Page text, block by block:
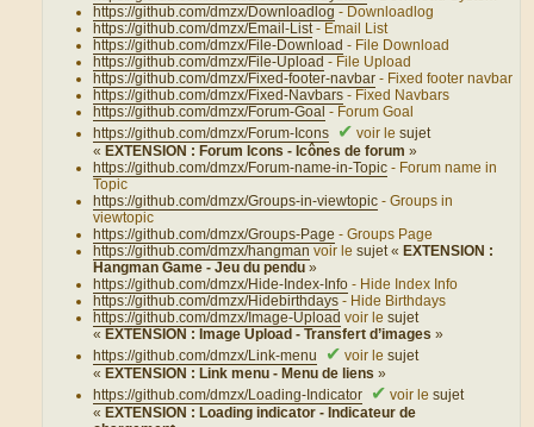
https://github.com/dmzx/Downloadlog - Downloadlog
https://github.com/dmzx/Email-List - Email List
https://github.com/dmzx/File-Download - File Download
https://github.com/dmzx/File-Upload - File Upload
https://github.com/dmzx/Fixed-footer-navbar - Fixed footer navbar
https://github.com/dmzx/Fixed-Navbars - Fixed Navbars
https://github.com/dmzx/Forum-Goal - Forum Goal
https://github.com/dmzx/Forum-Icons
✔ voir lesujet
« EXTENSION : Forum Icons - Icônes de forum»
https://github.com/dmzx/Forum-name-in-Topic - Forum name in
Topic
https://github.com/dmzx/Groups-in-viewtopic - Groups in
viewtopic
https://github.com/dmzx/Groups-Page - Groups Page
https://github.com/dmzx/hangman voir lesujet « EXTENSION :
Hangman Game - Jeu du pendu»
https://github.com/dmzx/Hide-Index-Info - Hide Index Info
https://github.com/dmzx/Hidebirthdays - Hide Birthdays
https://github.com/dmzx/Image-Upload voir lesujet
« EXTENSION : Image Upload - Transfert d’images»
https://github.com/dmzx/Link-menu
✔ voir lesujet
« EXTENSION : Link menu - Menu de liens»
https://github.com/dmzx/Loading-Indicator
✔ voir lesujet
« EXTENSION : Loading indicator - Indicateur de